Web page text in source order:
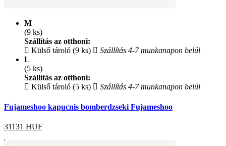
M
(9 ks)
Szállítás az otthoni:
Külső tároló (9 ks)
Szállítás 4-7 munkanapon belül
L
(5 ks)
Szállítás az otthoni:
Külső tároló (5 ks)
Szállítás 4-7 munkanapon belül
Fujameshoo kapucnis bomberdzseki Fujameshoo
31131 HUF